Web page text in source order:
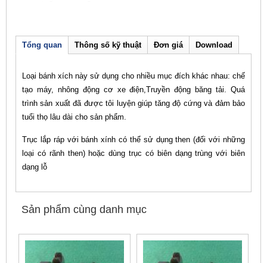
Tổng quan Thông số kỹ thuật Đơn giá Download
Loại bánh xích này sử dụng cho nhiều mục đích khác nhau: chế
tạo máy, nhông động cơ xe điện,Truyền động băng tải. Quá
trình sản xuất đã được tôi luyện giúp tăng độ cứng và đảm bảo
tuổi thọ lâu dài cho sản phẩm.
Trục lắp ráp với bánh xính có thể sử dụng then (đối với những
loại có rãnh then) hoặc dùng trục có biên dạng trùng với biên
dạng lỗ
Sản phẩm cùng danh mục